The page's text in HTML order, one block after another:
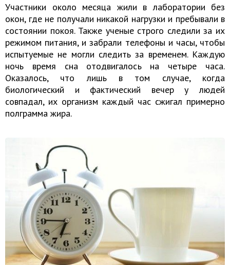
Участники около месяца жили в лаборатории без
окон, где не получали никакой нагрузки и пребывали в
состоянии покоя. Также ученые строго следили за их
режимом питания, и забрали телефоны и часы, чтобы
испытуемые не могли следить за временем. Каждую
ночь время сна отодвигалось на четыре часа.
Оказалось, что лишь в том случае, когда
биологический и фактический вечер у людей
совпадал, их организм каждый час сжигал примерно
полграмма жира.